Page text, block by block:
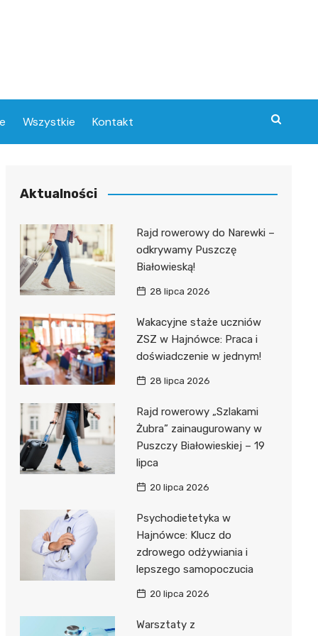
Wszystkie Kontakt
Aktualności
Rajd rowerowy do Narewki –
odkrywamy Puszczę
Białowieską!
28 lipca 2026
Wakacyjne staże uczniów
ZSZ w Hajnówce: Praca i
doświadczenie w jednym!
28 lipca 2026
Rajd rowerowy „Szlakami
Żubra” zainaugurowany w
Puszczy Białowieskiej – 19
lipca
20 lipca 2026
Psychodietetyka w
Hajnówce: Klucz do
zdrowego odżywiania i
lepszego samopoczucia
20 lipca 2026
Warsztaty z